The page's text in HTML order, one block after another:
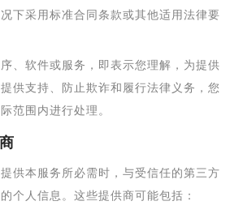
下采用标准合同条款或其他适用法律要
、软件或服务，即表示您理解，为提供
供支持、防止欺诈和履行法律义务，您
范围内进行处理。
供本服务所必需时，与受信任的第三方
个人信息。这些提供商可能包括：